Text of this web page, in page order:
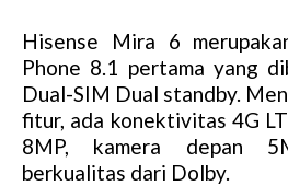
Hisense Mira 6
Phone 8.1 pertama yang
Dual-SIM Dual standby.
fitur, ada konektivitas 4G
8MP, kamera depan
berkualitas dari Dolby.